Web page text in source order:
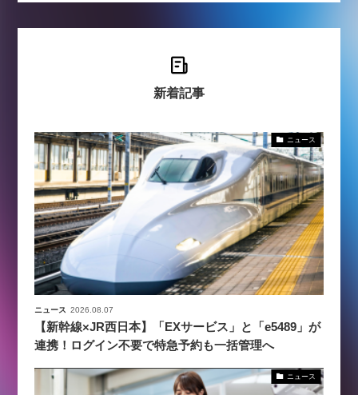
新着記事
ニュース
ニュース 2026.08.07
【新幹線×JR西日本】「EXサービス」と「e5489」が
連携！ログイン不要で特急予約も一括管理へ
ニュース